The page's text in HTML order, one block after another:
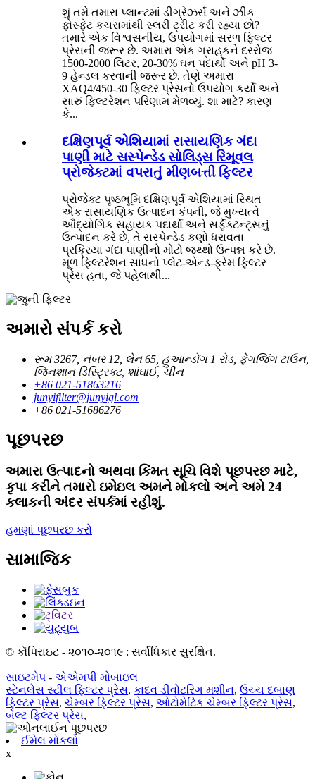
શું તમે તમારા પ્લાન્ટમાં ડીગ્રેઝર્સ અને ઝીંક
ફોસ્ફેટ કચરામાંથી સ્લરી ટ્રીટ કરી રહ્યા છો?
તમારે એક વિશ્વસનીય, ઉપયોગમાં સરળ ફિલ્ટર
પ્રેસની જરૂર છે. અમારા એક ગ્રાહકને દરરોજ
1500-2000 લિટર, 20-30% ઘન પદાર્થો અને pH 3-
9 હેન્ડલ કરવાની જરૂર છે. તેણે અમારા
XAQ4/450-30 ફિલ્ટર પ્રેસનો ઉપયોગ કર્યો અને
સારું ફિલ્ટરેશન પરિણામ મેળવ્યું. શા માટે? કારણ
કે...
દક્ષિણપૂર્વ એશિયામાં રાસાયણિક ગંદા
પાણી માટે સસ્પેન્ડેડ સોલિડ્સ રિમૂવલ
પ્રોજેક્ટમાં વપરાતું મીણબત્તી ફિલ્ટર
પ્રોજેક્ટ પૃષ્ઠભૂમિ દક્ષિણપૂર્વ એશિયામાં સ્થિત
એક રાસાયણિક ઉત્પાદન કંપની, જે મુખ્યત્વે
ઔદ્યોગિક સહાયક પદાર્થો અને સર્ફેક્ટન્ટ્સનું
ઉત્પાદન કરે છે, તે સસ્પેન્ડેડ કણો ધરાવતા
પ્રક્રિયા ગંદા પાણીનો મોટો જથ્થો ઉત્પન્ન કરે છે.
મૂળ ફિલ્ટરેશન સાધનો પ્લેટ-એન્ડ-ફ્રેમ ફિલ્ટર
પ્રેસ હતા, જે પહેલાથી...
અમારો સંપર્ક કરો
રૂમ 3267, નંબર 12, લેન 65, હુઆન્ડોંગ 1 રોડ, ફેંગજિંગ ટાઉન,
જિનશાન ડિસ્ટ્રિક્ટ, શાંઘાઈ, ચીન
+86 021-51863216
junyifilter@junyigl.com
+86 021-51686276
પૂછપરછ
અમારા ઉત્પાદનો અથવા કિંમત સૂચિ વિશે પૂછપરછ માટે,
કૃપા કરીને તમારો ઇમેઇલ અમને મોકલો અને અમે 24
કલાકની અંદર સંપર્કમાં રહીશું.
હમણાં પૂછપરછ કરો
સામાજિક
© કૉપિરાઇટ - ૨૦૧૦-૨૦૧૯ : સર્વાધિકાર સુરક્ષિત.
સાઇટમેપ - એએમપી મોબાઇલ
સ્ટેનલેસ સ્ટીલ ફિલ્ટર પ્રેસ, કાદવ ડીવોટરિંગ મશીન, ઉચ્ચ દબાણ
ફિલ્ટર પ્રેસ, ચેમ્બર ફિલ્ટર પ્રેસ, ઓટોમેટિક ચેમ્બર ફિલ્ટર પ્રેસ,
બેલ્ટ ફિલ્ટર પ્રેસ,
ઈમેલ મોકલો
x